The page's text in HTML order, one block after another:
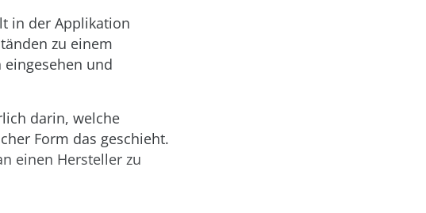
in der Applikation
zu einem
und
darin, welche
Form das geschieht.
einen Hersteller zu